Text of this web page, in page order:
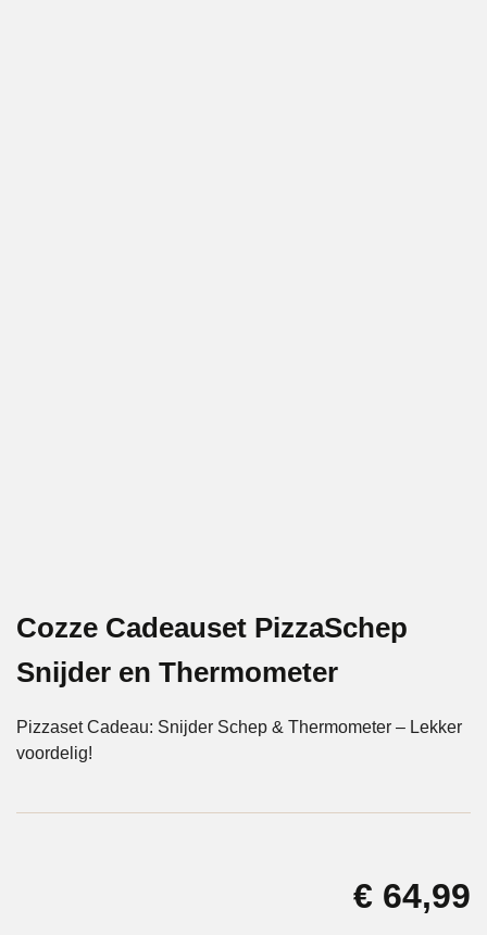
Cozze Cadeauset PizzaSchep
Snijder en Thermometer
Pizzaset Cadeau: Snijder Schep & Thermometer – Lekker
voordelig!
€ 64,99